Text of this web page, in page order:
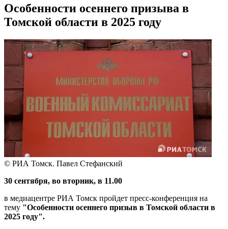
Особенности осеннего призыва в
Томской области в 2025 году
© РИА Томск. Павел Стефанский
30 сентября, во вторник, в 11.00
в медиацентре РИА Томск пройдет пресс-конференция на
тему "Особенности осеннего призыв в Томской области в
2025 году".